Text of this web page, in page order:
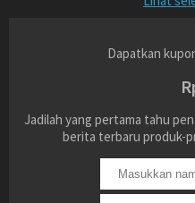
Dapatkan
Jadilah yang pertama tahu
berita terbaru produk-